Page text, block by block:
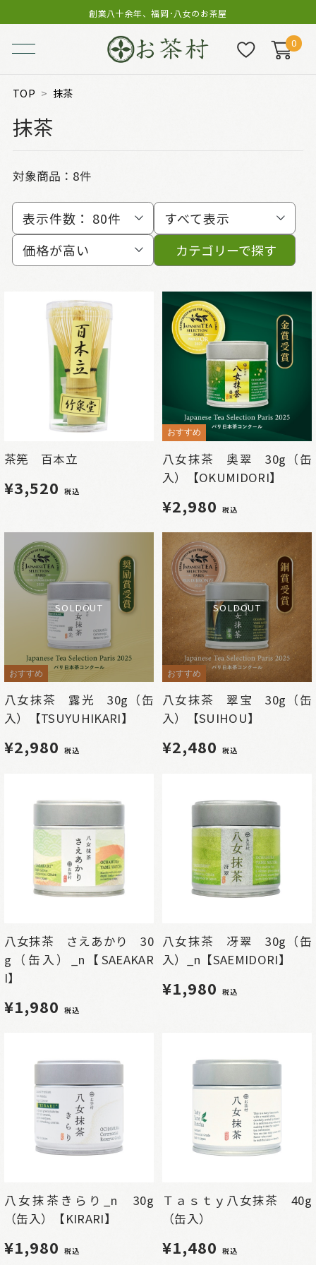
創業八十余年、福岡･八女のお茶屋
0
TOP 抹茶
抹茶
対象商品： 8件
表示件数： 80件
すべて表示
価格が高い
カテゴリーで探す
茶筅 百本立
¥3,520 税込
おすすめ
八女抹茶 奥翠 30g（缶
入）【OKUMIDORI】
¥2,980 税込
SOLDOUT
おすすめ
八女抹茶 露光 30g（缶
入）【TSUYUHIKARI】
¥2,980 税込
SOLDOUT
おすすめ
八女抹茶 翠宝 30g（缶
入）【SUIHOU】
¥2,480 税込
八女抹茶 さえあかり 30
g（缶入）_n【SAEAKAR
I】
¥1,980 税込
八女抹茶 冴翠 30g（缶
入）_n【SAEMIDORI】
¥1,980 税込
八女抹茶きらり_n 30g
（缶入）【KIRARI】
¥1,980 税込
Ｔａｓｔｙ八女抹茶 40g
（缶入）
¥1,480 税込